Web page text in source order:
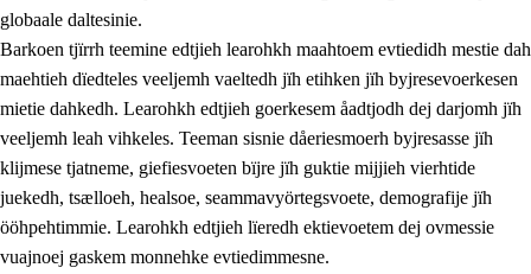
2.1 Sosijaale lïereme jïh evtiedimmie
2.2 Maahtoe faagine
2.3 Vihkeles tjiehpiesvoeth
2.4 Lïeredh lïeredh
Dåaresthfaageles teemah
2.5 Dåaresthfaageles teemah
globaale daltesinie.
Barkoen tjïrrh teemine edtjieh learohkh maahtoem evtiedidh mestie dah
maehtieh dïedteles veeljemh vaeltedh jïh etihken jïh byjresevoerkesen
mietie dahkedh. Learohkh edtjieh goerkesem åadtjodh dej darjomh jïh
veeljemh leah vihkeles. Teeman sisnie dåeriesmoerh byjresasse jïh
klijmese tjatneme, giefiesvoeten bïjre jïh guktie mijjieh vierhtide
juekedh, tsælloeh, healsoe, seammavyörtegsvoete, demografije jïh
ööhpehtimmie. Learohkh edtjieh lïeredh ektievoetem dej ovmessie
vuajnoej gaskem monnehke evtiedimmesne.